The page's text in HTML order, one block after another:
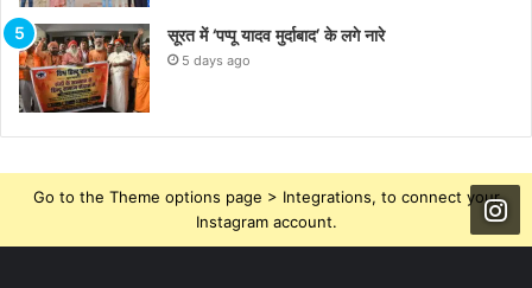
सूरत में ‘पप्पू यादव मुर्दाबाद’ के लगे नारे
5 days ago
Go to the Theme options page > Integrations, to connect your
Instagram account.